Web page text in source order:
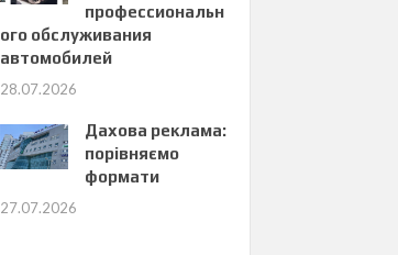
профессиональн
ого обслуживания
автомобилей
28.07.2026
Дахова реклама:
порівняємо
формати
27.07.2026